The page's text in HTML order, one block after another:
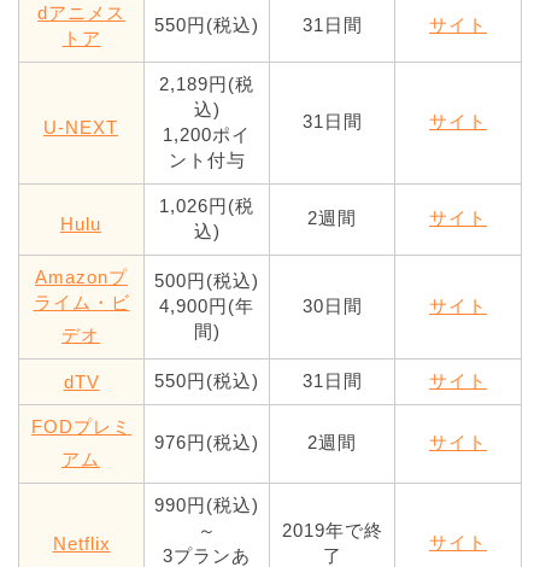
dアニメス
トア
550円(税込) 31日間 サイト
U-NEXT
2,189円(税
込)
1,200ポイ
ント付与
31日間 サイト
Hulu
1,026円(税
込)
2週間 サイト
Amazonプ
ライム・ビ
デオ
500円(税込)
4,900円(年
間)
30日間 サイト
dTV 550円(税込) 31日間 サイト
FODプレミ
アム
976円(税込) 2週間 サイト
Netflix
990円(税込)
～
3プランあ
2019年で終
了
サイト